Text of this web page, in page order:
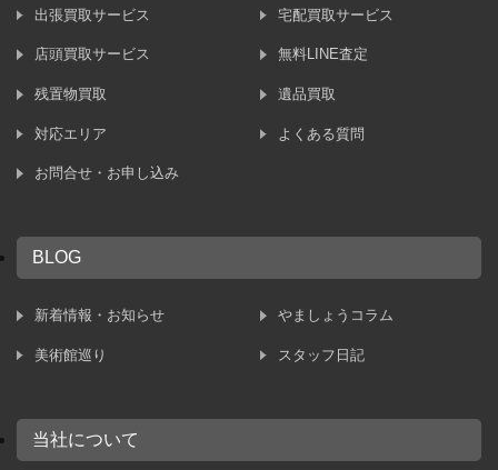
出張買取サービス 宅配買取サービス
店頭買取サービス 無料LINE査定
残置物買取 遺品買取
対応エリア よくある質問
お問合せ・お申し込み
BLOG
新着情報・お知らせ やましょうコラム
美術館巡り スタッフ日記
当社について